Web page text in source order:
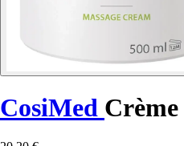
CosiMed Crème